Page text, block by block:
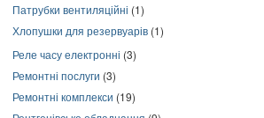
Патрубки вентиляційні (1)
Хлопушки для резервуарів (1)
Реле часу електронні (3)
Ремонтні послуги (3)
Ремонтні комплекси (19)